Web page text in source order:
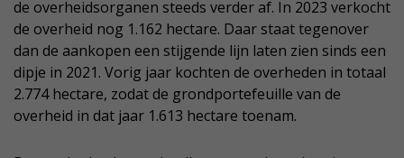
de overheidsorganen steeds verder af. In 2023 verkocht
de overheid nog 1.162 hectare. Daar staat tegenover
dan de aankopen een stijgende lijn laten zien sinds een
dipje in 2021. Vorig jaar kochten de overheden in totaal
2.774 hectare, zodat de grondportefeuille van de
overheid in dat jaar 1.613 hectare toenam.